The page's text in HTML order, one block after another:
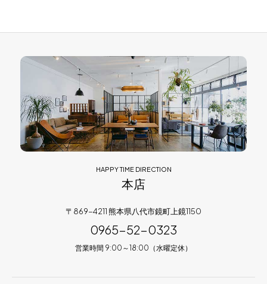
HAPPY TIME DIRECTION
本店
〒869-4211 熊本県八代市鏡町上鏡1150
0965-52-0323
営業時間 9:00～18:00（水曜定休）